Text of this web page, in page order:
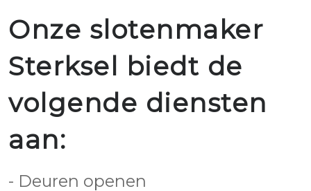
Onze slotenmaker
Sterksel biedt de
volgende diensten
aan:
- Deuren openen